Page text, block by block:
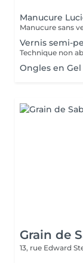
Manucure
Vernis semi-
Ongles en Gel
Grain de
13, rue Edward